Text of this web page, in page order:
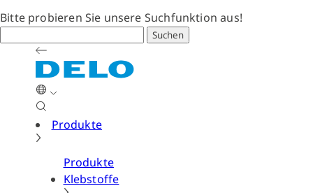
Bitte probieren Sie unsere Suchfunktion aus!
Suchen
Produkte
Produkte
Klebstoffe